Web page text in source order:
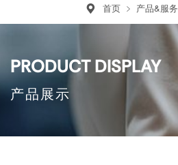
首页 产品&服务
PRODUCT DISPLAY
产品展示